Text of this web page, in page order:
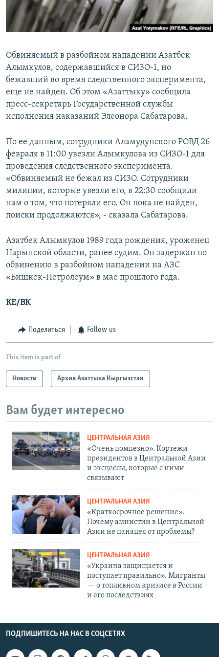
Обвиняемый в разбойном нападении Азатбек
Алымкулов, содержавшийся в СИЗО-1, но
бежавший во время следственного эксперимента,
еще не найден. Об этом «Азаттыку» сообщила
пресс-секретарь Государственной службы
исполнения наказаний Элеонора Сабатарова.
По ее данным, сотрудники Аламудунского РОВД 26
февраля в 11:00 увезли Алымкулова из СИЗО-1 для
проведения следственного эксперимента.
«Обвиняемый не бежал из СИЗО. Сотрудники
милиции, которые увезли его, в 22:30 сообщили
нам о том, что потеряли его. Он пока не найден,
поиски продолжаются», - сказала Сабатарова.
Азатбек Алымкулов 1989 года рождения, уроженец
Нарынской области, ранее судим. Он задержан по
обвинению в разбойном нападении на АЗС
«Бишкек-Петролеум» в мае прошлого года.
КЕ/ВК
Поделиться Follow us
This item is part of
Новости Архив Азаттыка Кыргызстан
Вам будет интересно
ЦЕНТРАЛЬНАЯ АЗИЯ
«Очень помпезно». Кортежи
президентов в Центральной Азии
и эксцессы, которые с ними
связывают
ЦЕНТРАЛЬНАЯ АЗИЯ
«Краткосрочное решение».
Почему амнистии в Центральной
Азии не панацея от проблемы?
ЦЕНТРАЛЬНАЯ АЗИЯ
«Украина защищается и
поступает правильно». Мигранты
— о топливном кризисе в России
и его последствиях
ПОДПИШИТЕСЬ НА НАС В СОЦСЕТЯХ